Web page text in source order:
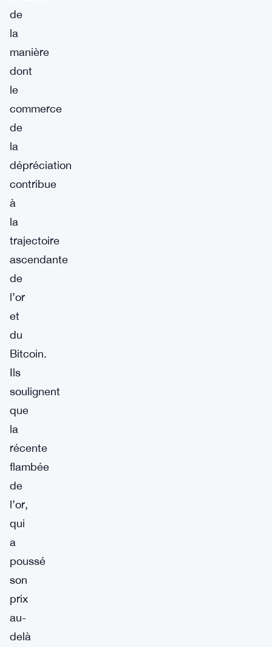
de
la
manière
dont
le
commerce
de
la
dépréciation
contribue
à
la
trajectoire
ascendante
de
l’or
et
du
Bitcoin.
Ils
soulignent
que
la
récente
flambée
de
l’or,
qui
a
poussé
son
prix
au-
delà